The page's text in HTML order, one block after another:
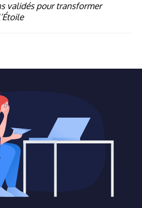
validés pour transformer